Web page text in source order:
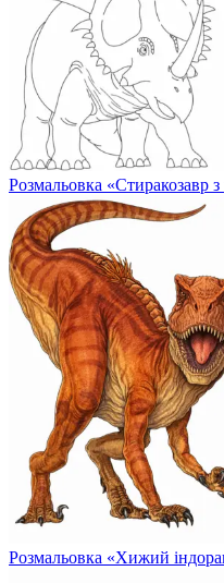
Розмальовка «Стиракозавр
Розмальовка «Хижий